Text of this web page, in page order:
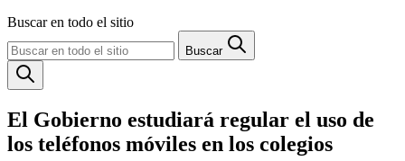
Buscar en todo el sitio
Buscar
El Gobierno estudiará regular el uso de
los teléfonos móviles en los colegios